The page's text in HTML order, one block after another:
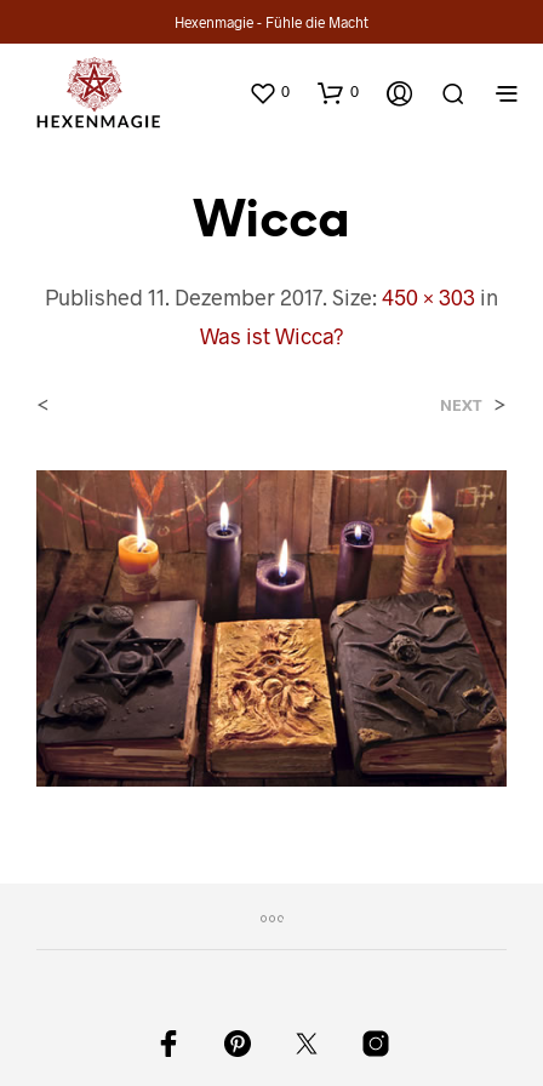
Hexenmagie - Fühle die Macht
0 0
Wicca
Published 11. Dezember 2017. Size: 450 × 303 in
Was ist Wicca?
< NEXT >